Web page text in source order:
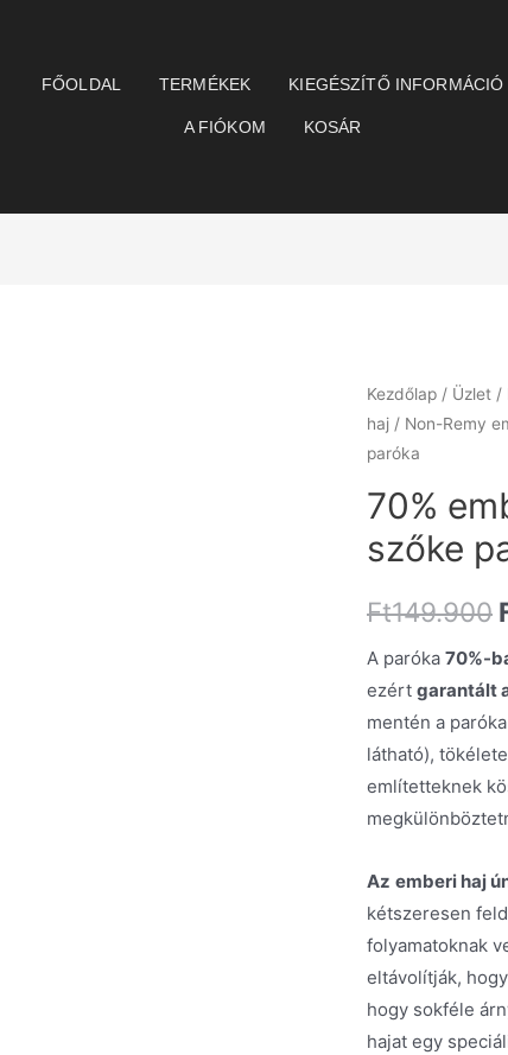
FŐOLDAL TERMÉKEK KIEGÉSZÍTŐ INFORMÁCIÓ
A FIÓKOM KOSÁR
Kezdőlap / Üzlet /
haj / Non-Remy
paróka
70%
szőke
Ft149.900
A paróka 70%-
ezért garantált
mentén a
látható),
említetteknek
Az emberi haj
kétszeresen
folyamatoknak
eltávolítják,
hogy sokféle
hajat egy